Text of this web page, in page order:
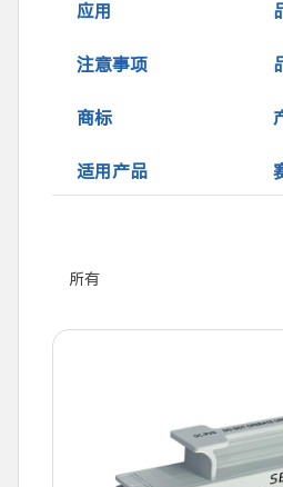
应用
注意事项
商标
适用产品
所有